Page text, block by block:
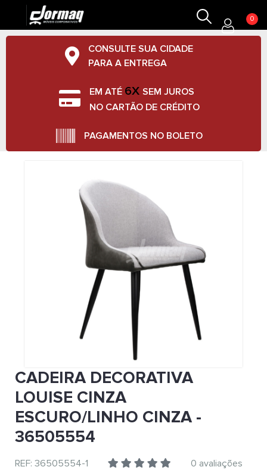
0
CONSULTE SUA CIDADE
PARA A ENTREGA
EM ATÉ 6X SEM JUROS
NO CARTÃO DE CRÉDITO
PAGAMENTOS NO BOLETO
CADEIRA DECORATIVA
LOUISE CINZA
ESCURO/LINHO CINZA -
36505554
REF: 36505554-1
0 avaliações